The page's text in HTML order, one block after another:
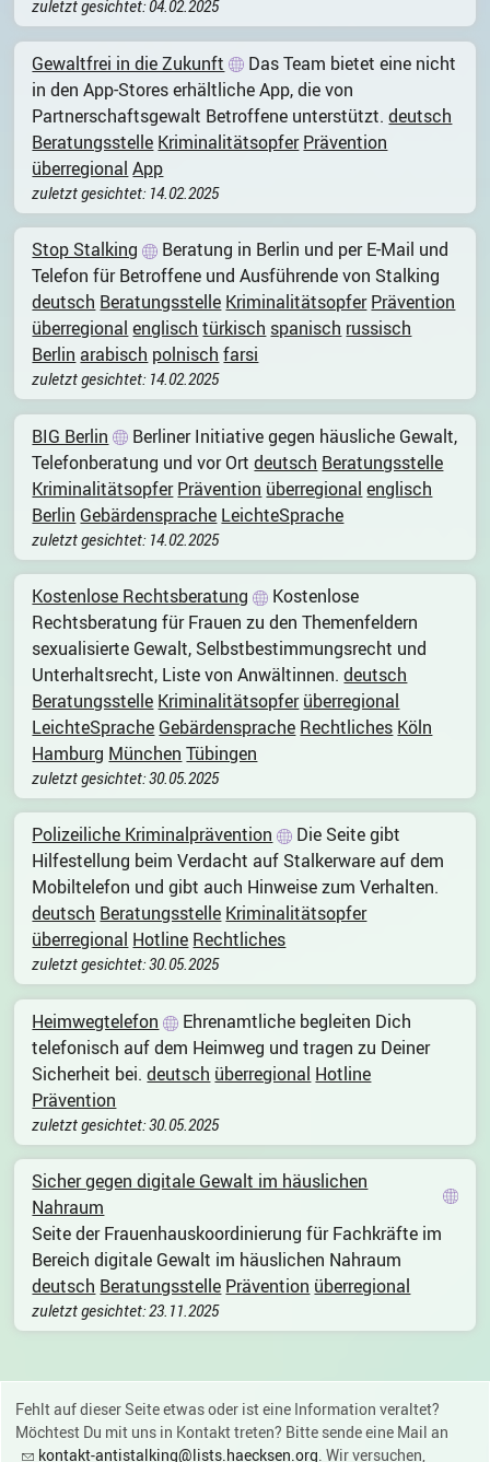
zuletzt gesichtet: 04.02.2025
Gewaltfrei in die Zukunft
Das Team bietet eine nicht
in den App-Stores erhältliche App, die von
Partnerschaftsgewalt Betroffene unterstützt. deutsch
Beratungsstelle Kriminalitätsopfer Prävention
überregional App
zuletzt gesichtet: 14.02.2025
Stop Stalking
Beratung in Berlin und per E-Mail und
Telefon für Betroffene und Ausführende von Stalking
deutsch Beratungsstelle Kriminalitätsopfer Prävention
überregional englisch türkisch spanisch russisch
Berlin arabisch polnisch farsi
zuletzt gesichtet: 14.02.2025
BIG Berlin
Berliner Initiative gegen häusliche Gewalt,
Telefonberatung und vor Ort deutsch Beratungsstelle
Kriminalitätsopfer Prävention überregional englisch
Berlin Gebärdensprache LeichteSprache
zuletzt gesichtet: 14.02.2025
Kostenlose Rechtsberatung
Kostenlose
Rechtsberatung für Frauen zu den Themenfeldern
sexualisierte Gewalt, Selbstbestimmungsrecht und
Unterhaltsrecht, Liste von Anwältinnen. deutsch
Beratungsstelle Kriminalitätsopfer überregional
LeichteSprache Gebärdensprache Rechtliches Köln
Hamburg München Tübingen
zuletzt gesichtet: 30.05.2025
Polizeiliche Kriminalprävention
Die Seite gibt
Hilfestellung beim Verdacht auf Stalkerware auf dem
Mobiltelefon und gibt auch Hinweise zum Verhalten.
deutsch Beratungsstelle Kriminalitätsopfer
überregional Hotline Rechtliches
zuletzt gesichtet: 30.05.2025
Heimwegtelefon
Ehrenamtliche begleiten Dich
telefonisch auf dem Heimweg und tragen zu Deiner
Sicherheit bei. deutsch überregional Hotline
Prävention
zuletzt gesichtet: 30.05.2025
Sicher gegen digitale Gewalt im häuslichen
Nahraum
Seite der Frauenhauskoordinierung für Fachkräfte im
Bereich digitale Gewalt im häuslichen Nahraum
deutsch Beratungsstelle Prävention überregional
zuletzt gesichtet: 23.11.2025
Fehlt auf dieser Seite etwas oder ist eine Information veraltet?
Möchtest Du mit uns in Kontakt treten? Bitte sende eine Mail an
kontakt-antistalking@lists.haecksen.org. Wir versuchen,